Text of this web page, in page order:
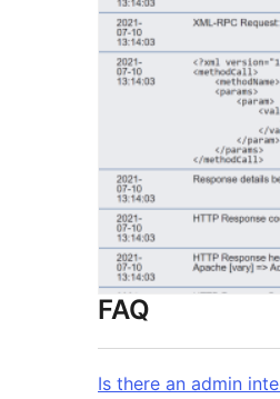
FAQ
Is there an admin